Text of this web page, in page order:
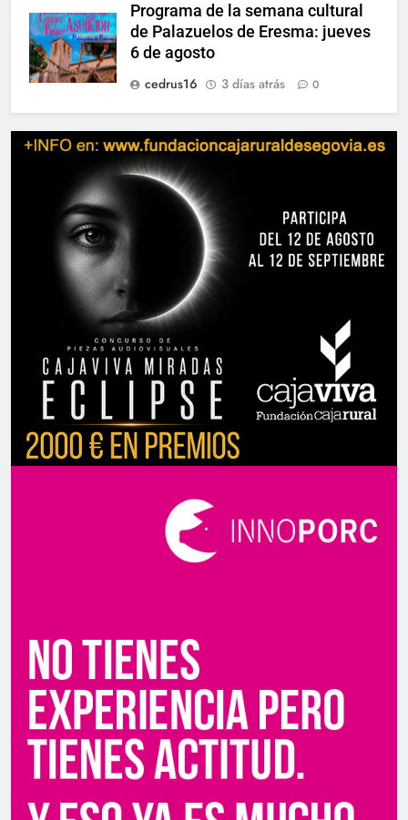
Programa de la semana cultural
de Palazuelos de Eresma: jueves
6 de agosto
cedrus16
3 días atrás 0